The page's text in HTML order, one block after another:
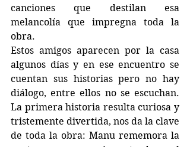
canciones que destilan esa
melancolía que impregna toda la
obra.
Estos amigos aparecen por la casa
algunos días y en ese encuentro se
cuentan sus historias pero no hay
diálogo, entre ellos no se escuchan.
La primera historia resulta curiosa y
tristemente divertida, nos da la clave
de toda la obra: Manu rememora la